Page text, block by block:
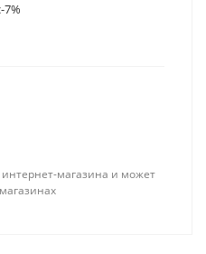
7%
магазина и может